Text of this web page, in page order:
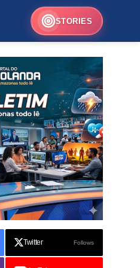
STORIES
Twitter Follows